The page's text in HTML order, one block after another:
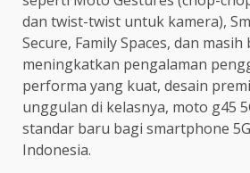
dan twist-twist untuk kamera),
Secure, Family Spaces, dan
meningkatkan pengalaman
performa yang kuat, desain
unggulan di kelasnya, moto g45
standar baru bagi smartphone
Indonesia.